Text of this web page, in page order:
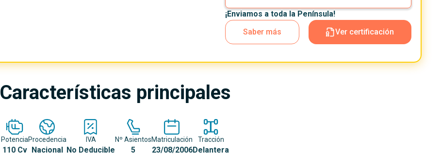
¡Enviamos a toda la Península!
Saber más
Ver certificación
Características principales
Potencia
110 Cv
Procedencia
Nacional
IVA
No Deducible
Nº Asientos
5
Matriculación
23/08/2006
Tracción
Delantera